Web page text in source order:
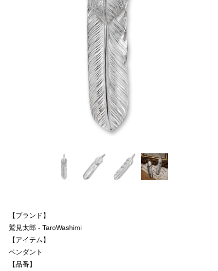
【ブランド】
鷲見太郎 - TaroWashimi
【アイテム】
ペンダント
【品番】